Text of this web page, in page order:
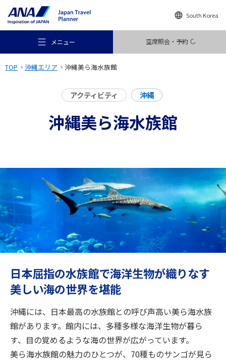
South Korea
メニュー 空席照会・予約
おすすめの旅
行き先
旅のお役立ち情報
閉じる
TOP 沖縄エリア 沖縄美ら海水族館
アクティビティ 沖縄
沖縄美ら海水族館
日本屈指の水族館で海洋生物が織りなす
美しい海の世界を堪能
沖縄には、日本最高の水族館との呼び声高い美ら海水族
館があります。館内には、多種多様な海洋生物が暮ら
す、目の覚めるような海の世界が広がっています。
美ら海水族館の魅力のひとつが、70種ものサンゴが見ら